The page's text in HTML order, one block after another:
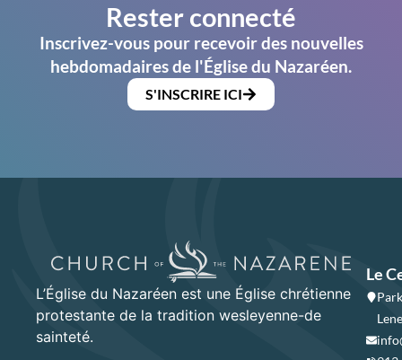
Rester connecté
Inscrivez-vous pour recevoir des nouvelles
hebdomadaires de l'Église du Nazaréen.
S'INSCRIRE ICI
L’Église du Nazaréen est une Église chrétienne
protestante de la tradition wesleyenne-de
sainteté.
Le